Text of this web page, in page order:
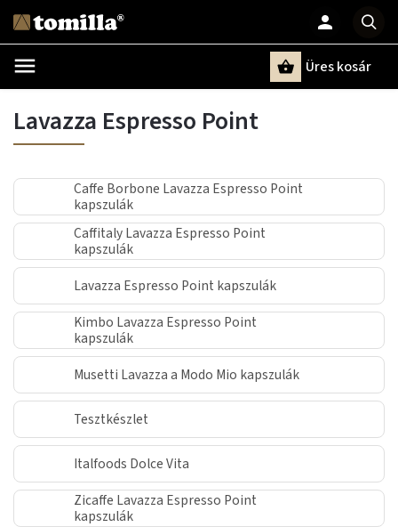
Üres kosár
Lavazza Espresso Point
Caffe Borbone Lavazza Espresso Point
kapszulák
Caffitaly Lavazza Espresso Point
kapszulák
Lavazza Espresso Point kapszulák
Kimbo Lavazza Espresso Point
kapszulák
Musetti Lavazza a Modo Mio kapszulák
Tesztkészlet
Italfoods Dolce Vita
Zicaffe Lavazza Espresso Point
kapszulák